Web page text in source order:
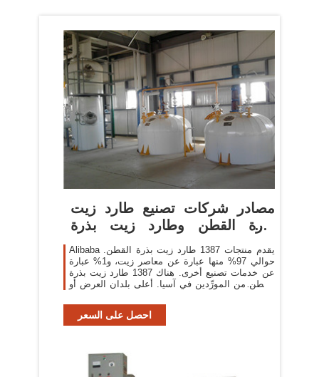
مصادر شركات تصنيع طارد زيت
بذرة القطن وطارد زيت بذرة
القطن
Alibaba يقدم منتجات 1387 طارد زيت بذرة القطن.
حوالي 97% منها عبارة عن معاصر زيت، و1% عبارة
عن خدمات تصنيع أخرى. هناك 1387 طارد زيت بذرة
القطن من المورِّدين في آسيا. أعلى بلدان العرض أو
احصل على السعر